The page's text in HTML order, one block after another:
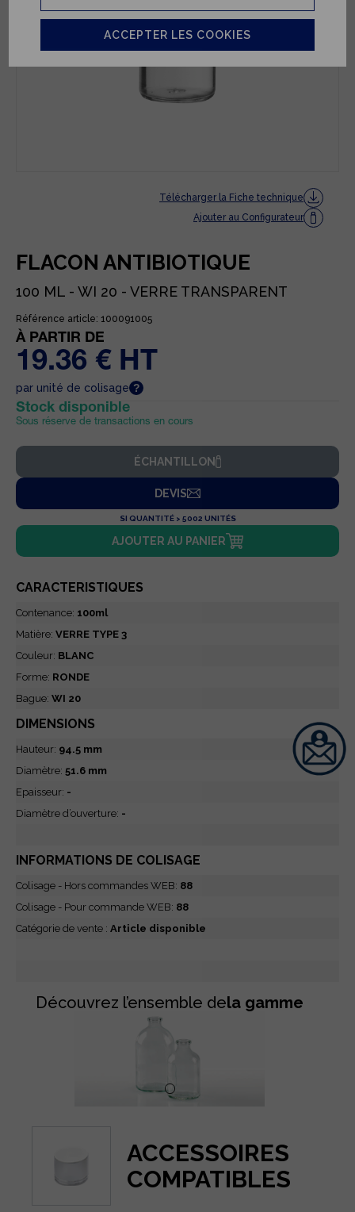
Télécharger la Fiche technique
Ajouter au Configurateur
FLACON ANTIBIOTIQUE
100 ML - WI 20 - VERRE TRANSPARENT
Référence article: 100091005
À PARTIR DE
19.36 € HT
par unité de colisage
Stock disponible
Sous réserve de transactions en cours
ÉCHANTILLON
DEVIS
SI QUANTITÉ > 5002 UNITÉS
AJOUTER AU PANIER
CARACTERISTIQUES
Contenance: 100ml
Matière: VERRE TYPE 3
Couleur: BLANC
Forme: RONDE
Bague: WI 20
DIMENSIONS
Hauteur: 94.5 mm
Diamètre: 51.6 mm
Epaisseur: -
Diamètre d’ouverture: -
INFORMATIONS DE COLISAGE
Colisage - Hors commandes WEB: 88
Colisage - Pour commande WEB: 88
Catégorie de vente : Article disponible
Découvrez l’ensemble dela gamme
ACCESSOIRES
COMPATIBLES
ACCEPTER LES COOKIES